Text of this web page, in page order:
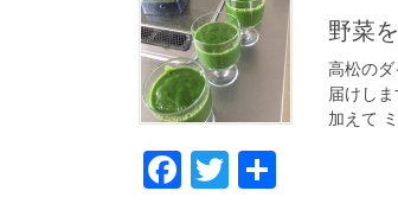
野菜
高松の
届けし
加えて
Fa
T